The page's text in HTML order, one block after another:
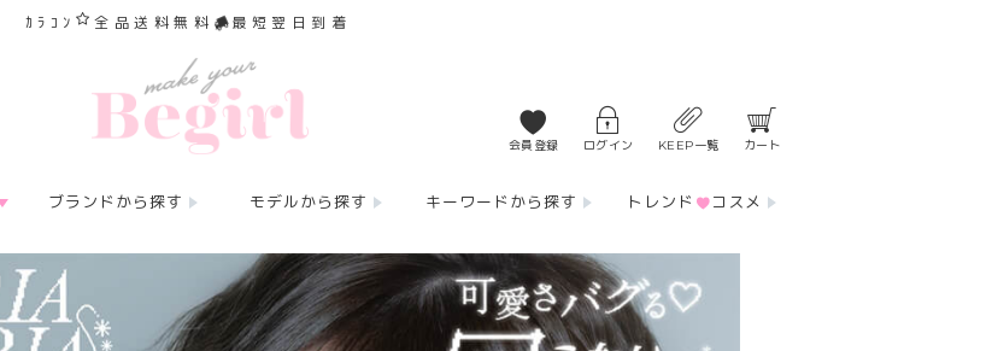
ｶﾗｺﾝ 全品送料無料 最短翌日到着
会員登録 ログイン KEEP一覧 カート
ブランドから探す モデルから探す キーワードから探す トレンド コスメ